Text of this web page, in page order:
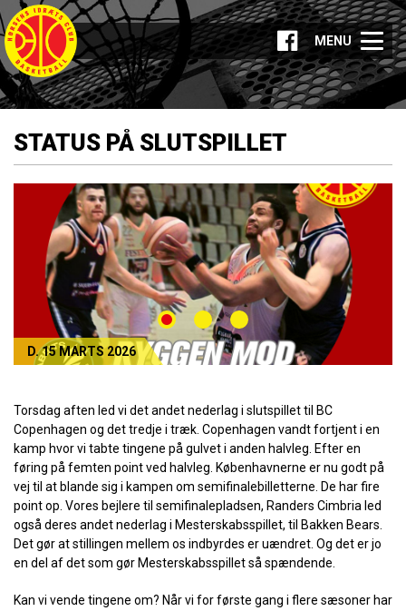
MENU
STATUS PÅ SLUTSPILLET
D. 15 MARTS 2026
Torsdag aften led vi det andet nederlag i slutspillet til BC
Copenhagen og det tredje i træk. Copenhagen vandt fortjent i en
kamp hvor vi tabte tingene på gulvet i anden halvleg. Efter en
føring på femten point ved halvleg. Københavnerne er nu godt på
vej til at blande sig i kampen om semifinalebilletterne. De har fire
point op. Vores bejlere til semifinalepladsen, Randers Cimbria led
også deres andet nederlag i Mesterskabsspillet, til Bakken Bears.
Det gør at stillingen mellem os indbyrdes er uændret. Og det er jo
en del af det som gør Mesterskabsspillet så spændende.
Kan vi vende tingene om? Når vi for første gang i flere sæsoner har